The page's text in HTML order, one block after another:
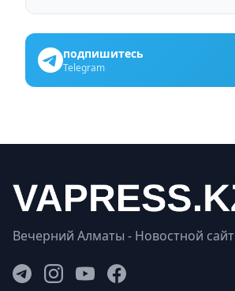
подпишитесь
Telegram
Вечерний Алматы - Новостной сайт